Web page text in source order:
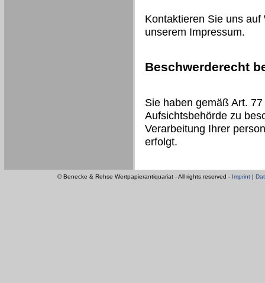
Kontaktieren Sie uns
unserem Impressum.
Beschwerderecht
Sie haben gemäß Art.
Aufsichtsbehörde zu
Verarbeitung Ihrer
erfolgt.
© Benecke & Rehse Wertpapierantiquariat - All rights reserved - Imprint |